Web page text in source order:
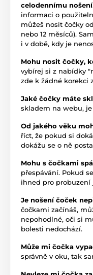
celodennímu nošení
informaci o
můžeš nosit čočky
nebo 12 měsíců).
i v době, kdy je
Mohu nosit čočky,
vybírej si z nabídky
zde k žádné korekci
Jaké čočky máte
skladem na webu,
Od jakého věku
říct, že pokud si
dokážu se o ně
Mohu s čočkami
přespávání. Pokud
ihned pro probuzení
Je nošení čoček
čočkami začínáš,
nepohodlné, oči si
bolesti nedochází.
Může mi čočka
správně v oku, tak